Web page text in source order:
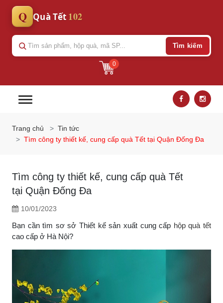
Q Quà Tết 102
0
Tìm kiếm
Trang chủ
Tin tức
Tìm công ty thiết kế, cung cấp quà Tết tại Quận Đống Đa
Tìm công ty thiết kế, cung cấp quà Tết
tại Quận Đống Đa
10/01/2023
Bạn cần tìm sơ sở Thiết kế sản xuất cung cấp hộp quà tết
cao cấp ở Hà Nội?